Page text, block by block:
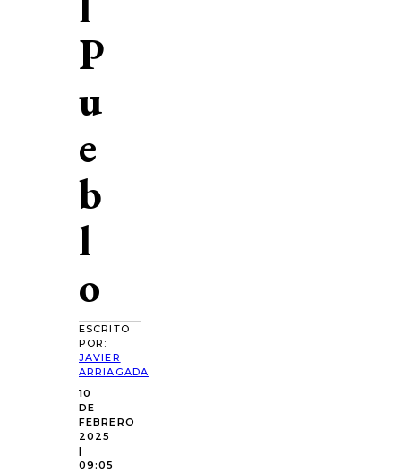
P
u
e
b
l
o
ESCRITO
POR:
JAVIER
ARRIAGADA
10
DE
FEBRERO
2025
|
09:05